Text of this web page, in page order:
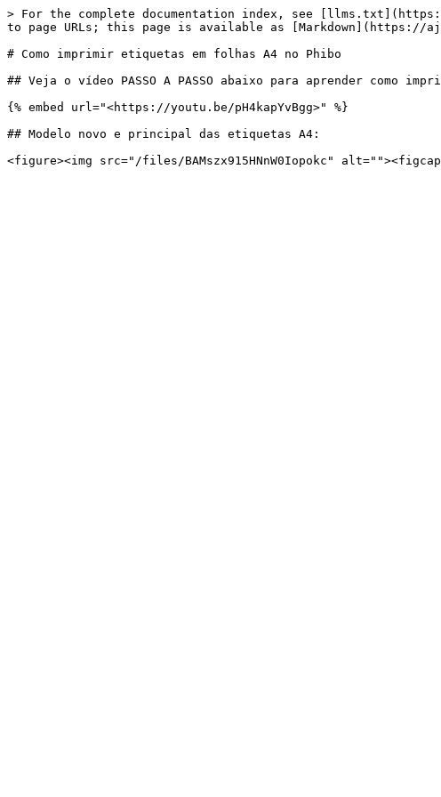
> For the complete documentation index, see
to page URLs; this page is available as [Markdown](https://
# Como imprimir etiquetas em folhas A4 no Phibo
## Veja o vídeo PASSO A PASSO abaixo para aprender como
{% embed url="<https://youtu.be/pH4kapYvBgg>" %}
## Modelo novo e principal das etiquetas A4: